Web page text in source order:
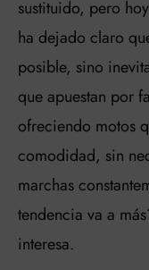
sustituido, pero
ha dejado claro
posible, sino
que apuestan por
ofreciendo motos
comodidad, sin
marchas
tendencia va a
interesa.